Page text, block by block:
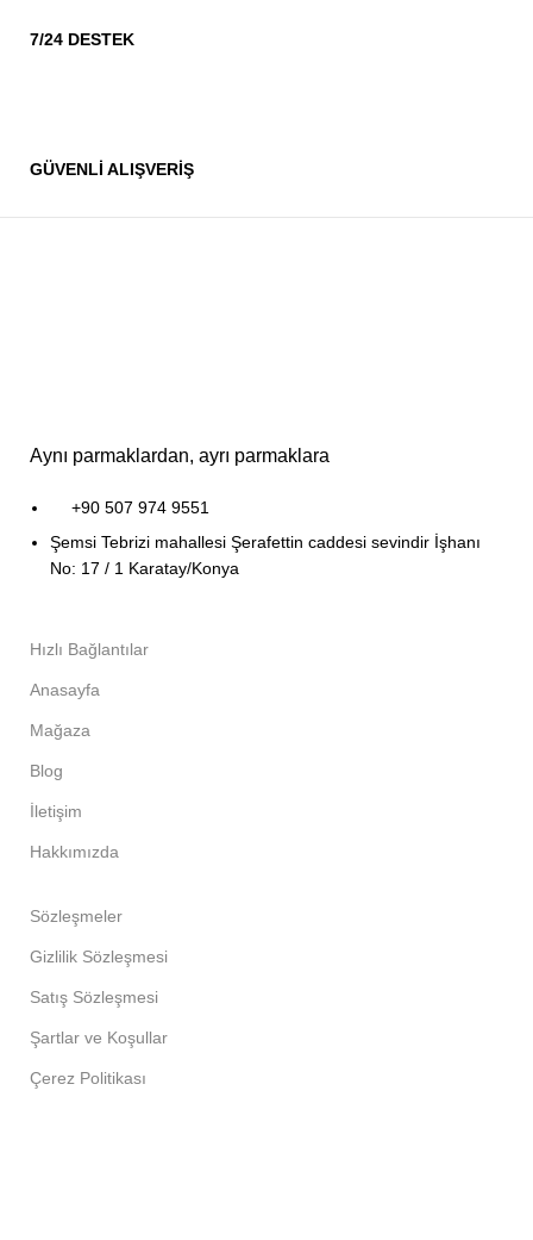
7/24 DESTEK
GÜVENLİ ALIŞVERİŞ
Aynı parmaklardan, ayrı parmaklara
+90 507 974 9551
Şemsi Tebrizi mahallesi Şerafettin caddesi sevindir İşhanı
No: 17 / 1 Karatay/Konya
Hızlı Bağlantılar
Anasayfa
Mağaza
Blog
İletişim
Hakkımızda
Sözleşmeler
Gizlilik Sözleşmesi
Satış Sözleşmesi
Şartlar ve Koşullar
Çerez Politikası